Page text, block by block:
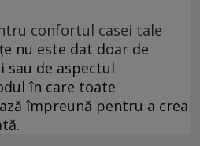
confortul casei tale
nu este dat doar de
sau de aspectul
în care toate
împreună pentru a crea